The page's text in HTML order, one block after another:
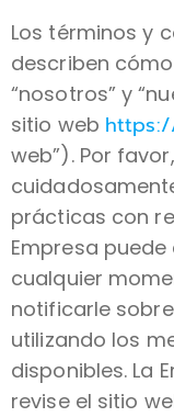
Los términos y
describen
“nosotros” y
sitio web
web”). Por
prácticas con
Empresa
cualquier
notificarle
utilizando los
disponibles. La
revise el sitio